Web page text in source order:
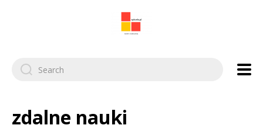
Search
for:
zdalne nauki